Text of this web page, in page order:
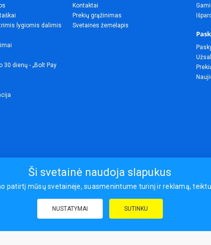
lygiomis dalimis
30 dienų - „Bolt Pay
Kontaktai
Prekių grąžinimas
Svetainės žemėlapis
Ši svetainė naudoja slapukus
patirtį mūsų svetainėje, suasmenintume turinį ir reklamą,
NUSTATYMAI SUTINKU